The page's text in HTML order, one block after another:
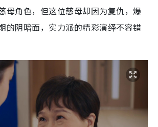
母角色，但这位慈母却因为复仇，爆
的阴暗面，实力派的精彩演绎不容错